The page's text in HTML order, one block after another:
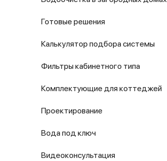
Готовые решения
Калькулятор подбора системы
Фильтры кабинетного типа
Комплектующие для коттеджей
Проектирование
Вода под ключ
Видеоконсультация